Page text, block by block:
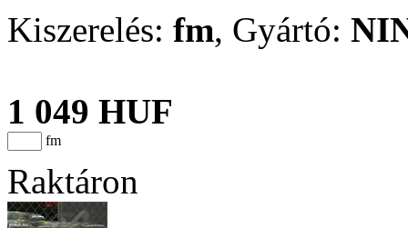
Kiszerelés: fm, Gyártó:
1 049 HUF
fm
Raktáron